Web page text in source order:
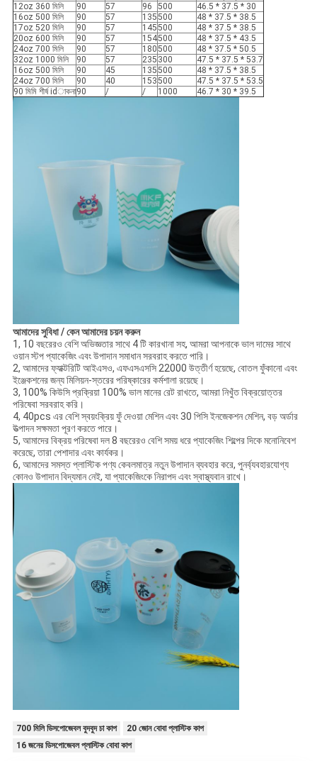
12oz 360 মিলি
90 57 96 500
46.5 * 37.5 * 30
16oz 500 মিলি
90 57 135500
48 * 37.5 * 38.5
17oz 520 মিলি
90 57 145500
48 * 37.5 * 38.5
20oz 600 মিলি
90 57 154500
48 * 37.5 * 43.5
24oz 700 মিলি
90 57 180500
48 * 37.5 * 50.5
32oz 1000 মিলি
90 57 235 300
47.5 * 37.5 * 53.7
16oz 500 মিলি
90 45 135500
48 * 37.5 * 38.5
24oz 700 মিলি
90 40 153500
47.5 * 37.5 * 53.5
90 মিমি শীর্ষ idাকনা90 / / 1000 46.7 * 30 * 39.5
আমাদের সুবিধা / কেন আমাদের চয়ন করুন
1, 10 বছরেরও বেশি অভিজ্ঞতার সাথে 4 টি কারখানা সহ, আমরা আপনাকে ভাল দামের সাথে
ওয়ান স্টপ প্যাকেজিং এবং উপাদান সমাধান সরবরাহ করতে পারি।
2, আমাদের ফ্যাক্টরিটি আইএসও, এফএসএসসি 22000 উত্তীর্ণ হয়েছে, বোতল ফুঁকানো এবং
ইঞ্জেকশনের জন্য মিলিয়ন-স্তরের পরিষ্কারের কর্মশালা রয়েছে।
3, 100% কিউসি প্রক্রিয়া 100% ভাল মানের রেট রাখতে, আমরা নিখুঁত বিক্রয়োত্তর
পরিষেবা সরবরাহ করি।
4, 40pcs এর বেশি স্বয়ংক্রিয় ফুঁ দেওয়া মেশিন এবং 30 পিসি ইনজেকশন মেশিন, বড় অর্ডার
উত্পাদন সক্ষমতা পূরণ করতে পারে।
5, আমাদের বিক্রয় পরিষেবা দল 8 বছরেরও বেশি সময় ধরে প্যাকেজিং শিল্পের দিকে মনোনিবেশ
করেছে, তারা পেশাদার এবং কার্যকর।
6, আমাদের সমস্ত প্লাস্টিক পণ্য কেবলমাত্র নতুন উপাদান ব্যবহার করে, পুনর্ব্যবহারযোগ্য
কোনও উপাদান বিদ্যমান নেই, যা প্যাকেজিংকে নিরাপদ এবং স্বাস্থ্যবান রাখে।
700 মিলি ডিসপোজেবল বুদবুদ চা কাপ
20 জোন বোবা প্লাস্টিক কাপ
16 জনের ডিসপোজেবল প্লাস্টিক বোবা কাপ